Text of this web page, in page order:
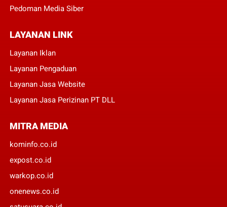
Pedoman Media Siber
LAYANAN LINK
Layanan Iklan
Layanan Pengaduan
Layanan Jasa Website
Layanan Jasa Perizinan PT DLL
MITRA MEDIA
kominfo.co.id
expost.co.id
warkop.co.id
onenews.co.id